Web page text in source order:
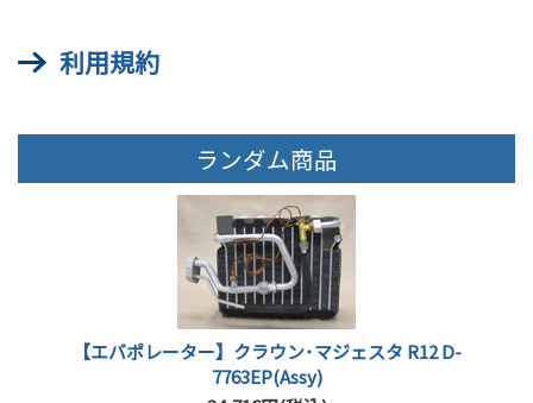
利用規約
ランダム商品
【エバポレーター】クラウン･マジェスタ R12 D-
7763EP(Assy)